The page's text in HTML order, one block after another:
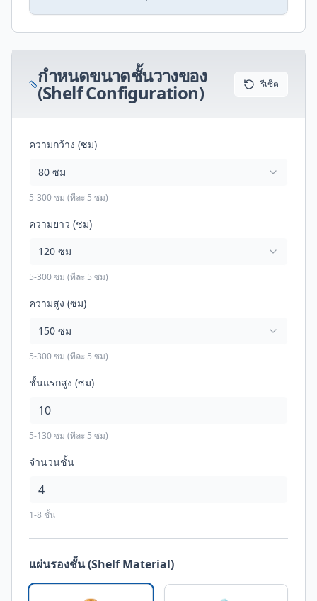
กำหนดขนาดชั้นวางของ
(Shelf Configuration) รีเซ็ต
ความกว้าง (ซม)
80 ซม
5-300 ซม (ทีละ 5 ซม)
ความยาว (ซม)
120 ซม
5-300 ซม (ทีละ 5 ซม)
ความสูง (ซม)
150 ซม
5-300 ซม (ทีละ 5 ซม)
ชั้นแรกสูง (ซม)
5-130ซม (ทีละ 5 ซม)
จำนวนชั้น
1-8 ชั้น
แผ่นรองชั้น (Shelf Material)